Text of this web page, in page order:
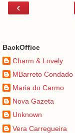
‹
BackOffice
Charm & Lovely
MBarreto Condado
Maria do Carmo
Nova Gazeta
Unknown
Vera Carregueira